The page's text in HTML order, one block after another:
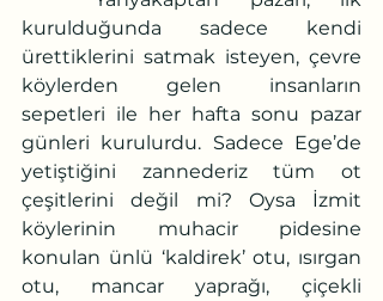
kurulduğunda sadece kendi
ürettiklerini satmak isteyen, çevre
köylerden gelen insanların
sepetleri ile her hafta sonu pazar
günleri kurulurdu. Sadece Ege’de
yetiştiğini zannederiz tüm ot
çeşitlerini değil mi? Oysa İzmit
köylerinin muhacir pidesine
konulan ünlü ‘kaldirek’ otu, ısırgan
otu, mancar yaprağı, çiçekli